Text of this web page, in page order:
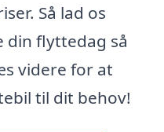
Så lad os
din flyttedag så
videre for at
til dit behov!